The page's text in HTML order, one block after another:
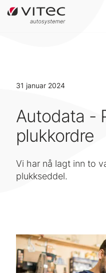
31 januar 2024
Autodata -
plukkordre
Vi har nå lagt inn to
plukkseddel.